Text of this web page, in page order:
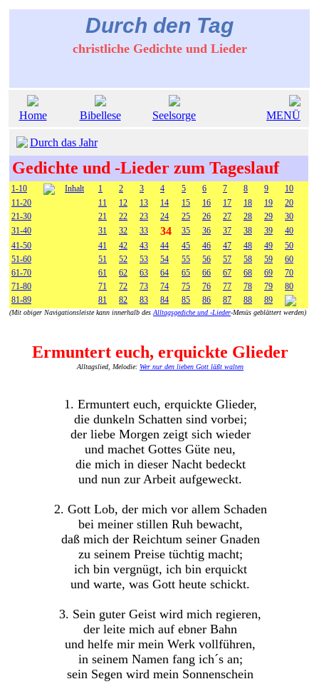
Durch den Tag
christliche Gedichte und Lieder
Home Bibellese Seelsorge MENÜ
Durch das Jahr
Gedichte und -Lieder zum Tageslauf
1-10 Inhalt 1 2 3 4 5 6 7 8 9
10
11-20
11 12 13 14 15 16 17 18 19
20
21-30
21 22 23 24 25 26 27 28 29
30
31-40
31 32 33 34 35 36 37 38 39
40
41-50
41 42 43 44 45 46 47 48 49
50
51-60
51 52 53 54 55 56 57 58 59
60
61-70
61 62 63 64 65 66 67 68 69
70
71-80
71 72 73 74 75 76 77 78 79
80
81-89
81 82 83 84 85 86 87 88 89
(Mit obiger Navigationsleiste kann innerhalb des Alltagsgediche und -Lieder-Menüs geblättert werden)
Ermuntert euch, erquickte Glieder
Alltagslied, Melodie: Wer nur den lieben Gott läßt walten
1. Ermuntert euch, erquickte Glieder,
die dunkeln Schatten sind vorbei;
der liebe Morgen zeigt sich wieder
und machet Gottes Güte neu,
die mich in dieser Nacht bedeckt
und nun zur Arbeit aufgeweckt.
2. Gott Lob, der mich vor allem Schaden
bei meiner stillen Ruh bewacht,
daß mich der Reichtum seiner Gnaden
zu seinem Preise tüchtig macht;
ich bin vergnügt, ich bin erquickt
und warte, was Gott heute schickt.
3. Sein guter Geist wird mich regieren,
der leite mich auf ebner Bahn
und helfe mir mein Werk vollführen,
in seinem Namen fang ich´s an;
sein Segen wird mein Sonnenschein